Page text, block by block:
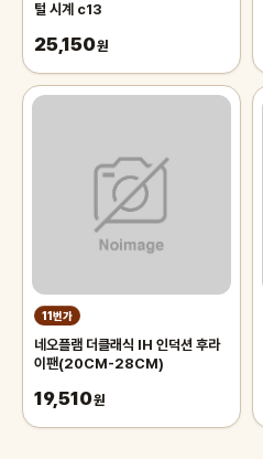
털 시계 c13
25,150원
11번가
네오플램 더클래식 IH 인덕션 후라
이팬(20CM-28CM)
19,510원